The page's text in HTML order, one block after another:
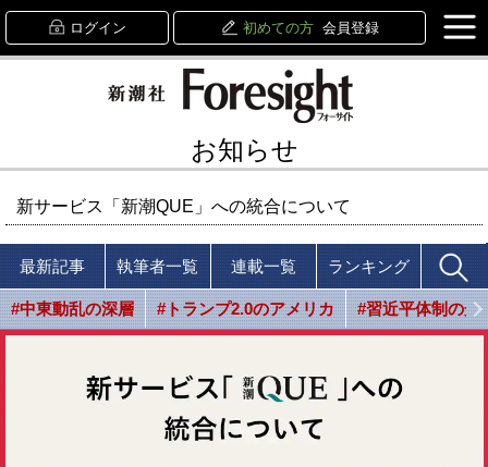
ログイン 初めての方 会員登録
お知らせ
新サービス「新潮QUE」への統合について
最新記事 執筆者一覧 連載一覧 ランキング
#中東動乱の深層 #トランプ2.0のアメリカ #習近平体制の光